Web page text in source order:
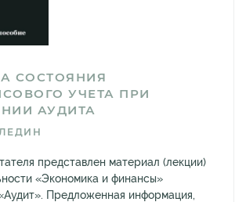
СОСТОЯНИЯ
УЧЕТА ПРИ
АУДИТА
представлен материал (лекции)
«Экономика и финансы»
Предложенная информация,